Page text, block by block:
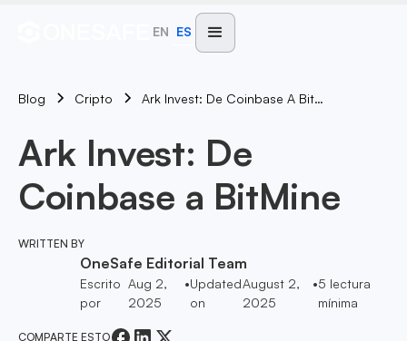
EN ES
Blog Cripto Ark Invest: De Coinbase A BitMine
Ark Invest: De
Coinbase a BitMine
WRITTEN BY
OneSafe Editorial Team
Escrito
por
Aug 2,
2025
•Updated
on
August 2,
2025
•5 lectura
mínima
COMPARTE ESTO